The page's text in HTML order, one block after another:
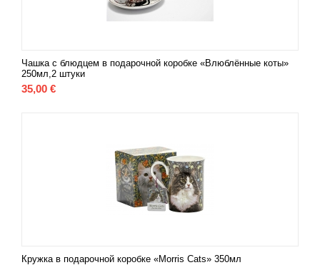
Чашка с блюдцем в подарочной коробке «Влюблённые коты»
250мл,2 штуки
35,00 €
Кружка в подарочной коробке «Morris Cats» 350мл